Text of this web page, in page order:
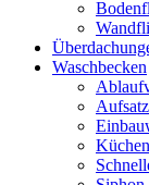
Waschbecken